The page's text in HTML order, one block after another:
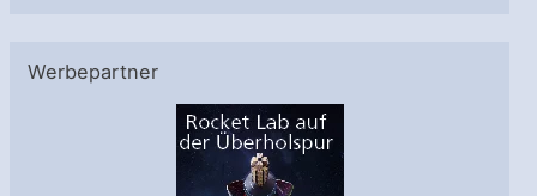
Werbepartner